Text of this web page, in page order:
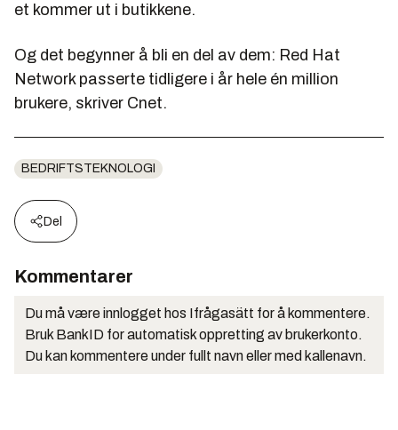
et kommer ut i butikkene.
Og det begynner å bli en del av dem: Red Hat
Network passerte tidligere i år hele én million
brukere, skriver Cnet.
BEDRIFTSTEKNOLOGI
Del
Kommentarer
Du må være innlogget hos Ifrågasätt for å kommentere.
Bruk BankID for automatisk oppretting av brukerkonto.
Du kan kommentere under fullt navn eller med kallenavn.